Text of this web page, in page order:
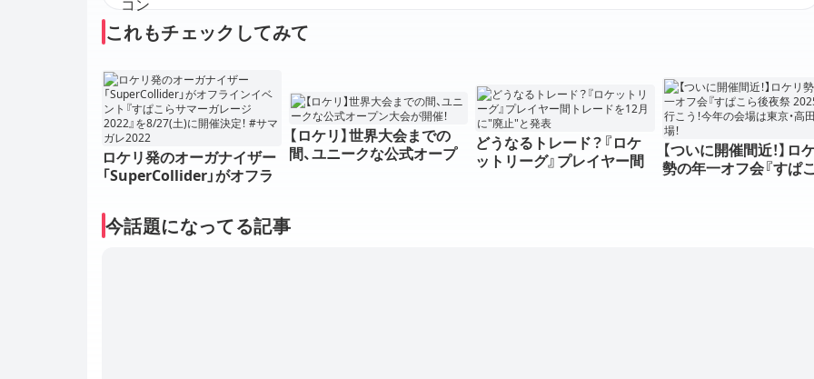
これもチェックしてみて
ロケリ発のオーガナイザー
「SuperCollider」がオフラ
マーガレージ2022』を8/27
(土)に開催決定！ #サマガレ
【ロケリ】世界大会までの
間、ユニークな公式オープ
どうなるトレード？『ロケ
ットリーグ』プレイヤー間
【ついに開催間近！】ロケ
勢の年一オフ会『すぱこ
今話題になってる記事